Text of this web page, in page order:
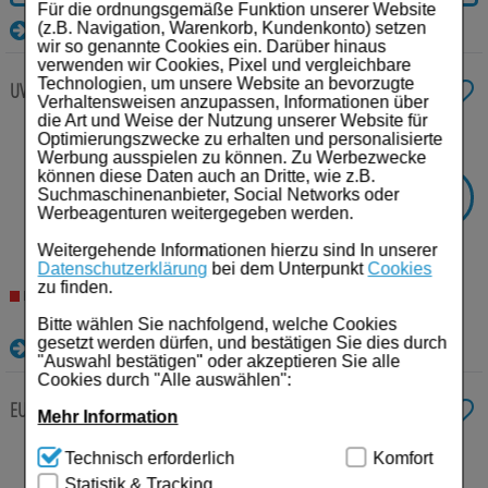
Für die ordnungsgemäße Funktion unserer Website
(z.B. Navigation, Warenkorb, Kundenkonto) setzen
wir so genannte Cookies ein. Darüber hinaus
verwenden wir Cookies, Pixel und vergleichbare
Technologien, um unsere Website an bevorzugte
Verhaltensweisen anzupassen, Informationen über
die Art und Weise der Nutzung unserer Website für
Optimierungszwecke zu erhalten und personalisierte
Werbung ausspielen zu können. Zu Werbezwecke
können diese Daten auch an Dritte, wie z.B.
Suchmaschinenanbieter, Social Networks oder
Werbeagenturen weitergegeben werden.
Weitergehende Informationen hierzu sind In unserer
Datenschutzerklärung bei dem UnterpunktCookies
zu finden.
Bitte wählen Sie nachfolgend, welche Cookies
gesetzt werden dürfen, und bestätigen Sie dies durch
"Auswahl bestätigen" oder akzeptieren Sie alle
Cookies durch "Alle auswählen":
Mehr Information
Technisch Notwendig:Hierbei handelt es sich um
Cookies, die für die Grundfunktionen unserer
Technisch erforderlich
Komfort
Statistik & Tracking
Details
UVA URSI N Oligoplex Liquidum50 mlLiquidum
Anbieter: Viatris Healthcare GmbH
Einheit: 50ml
Darreichungsform: Liquidum
PZN: 07038017
AVP: 14,48€²
10,72€¹
214,40 € pro 1 l
SIE SPAREN
Nicht lieferbar
Details
EUPATORIUM N Oligoplex Liquidum
Anbieter:
Viatris Healthcare GmbH
Einheit: